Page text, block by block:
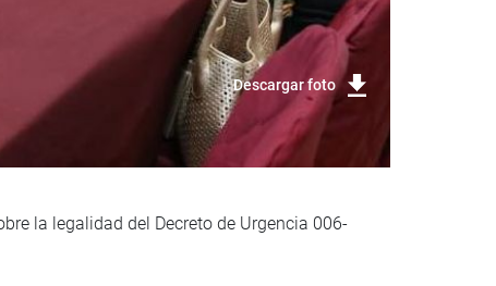
Descargar foto
la legalidad del Decreto de Urgencia 006-